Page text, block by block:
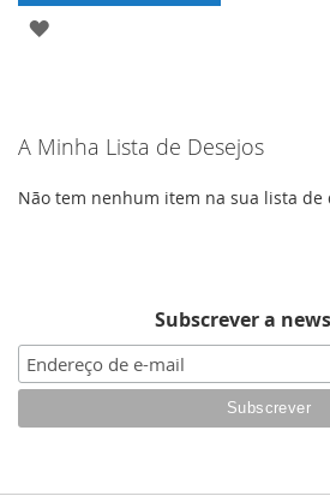
ADICIONAR
DE
DESEJOS
A Minha Lista de Desejos
Não tem nenhum item na sua lista de
Subscrever a